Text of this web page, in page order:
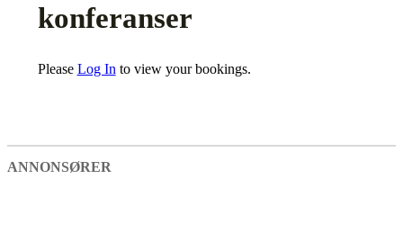
konferanser
Please Log Into view your bookings.
ANNONSØRER